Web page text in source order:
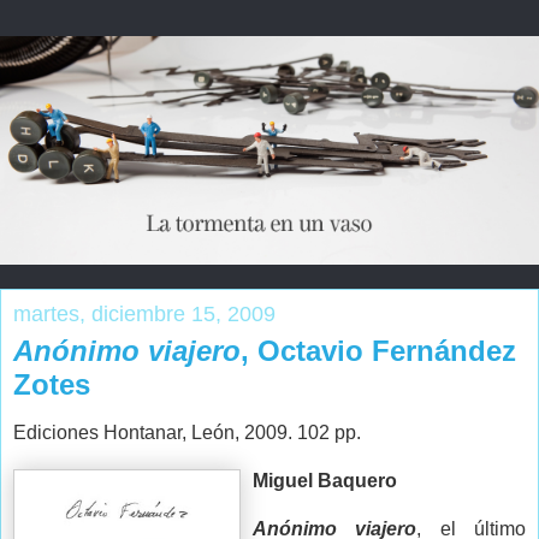
martes, diciembre 15, 2009
Anónimo viajero, Octavio Fernández
Zotes
Ediciones Hontanar, León, 2009. 102 pp.
Miguel Baquero
Anónimo viajero, el último